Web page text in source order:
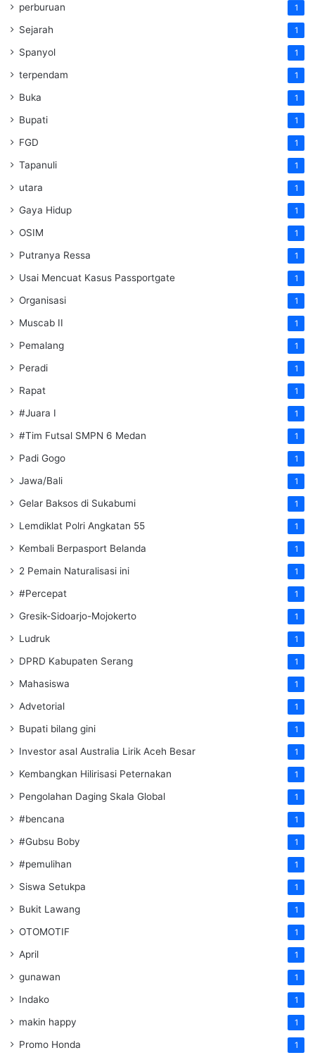
perburuan 1
Sejarah 1
Spanyol 1
terpendam 1
Buka 1
Bupati 1
FGD 1
Tapanuli 1
utara 1
Gaya Hidup 1
OSIM 1
Putranya Ressa 1
Usai Mencuat Kasus Passportgate 1
Organisasi 1
Muscab II 1
Pemalang 1
Peradi 1
Rapat 1
#Juara I 1
#Tim Futsal SMPN 6 Medan 1
Padi Gogo 1
Jawa/Bali 1
Gelar Baksos di Sukabumi 1
Lemdiklat Polri Angkatan 55 1
Kembali Berpasport Belanda 1
2 Pemain Naturalisasi ini 1
#Percepat 1
Gresik-Sidoarjo-Mojokerto 1
Ludruk 1
DPRD Kabupaten Serang 1
Mahasiswa 1
Advetorial 1
Bupati bilang gini 1
Investor asal Australia Lirik Aceh Besar 1
Kembangkan Hilirisasi Peternakan 1
Pengolahan Daging Skala Global 1
#bencana 1
#Gubsu Boby 1
#pemulihan 1
Siswa Setukpa 1
Bukit Lawang 1
OTOMOTIF 1
April 1
gunawan 1
Indako 1
makin happy 1
Promo Honda 1